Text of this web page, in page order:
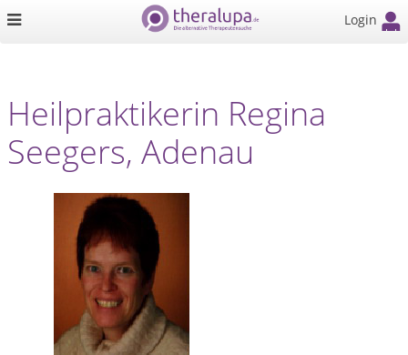
Login
Heilpraktikerin Regina
Seegers, Adenau